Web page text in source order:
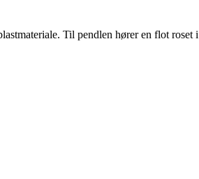
Til pendlen hører en flot roset